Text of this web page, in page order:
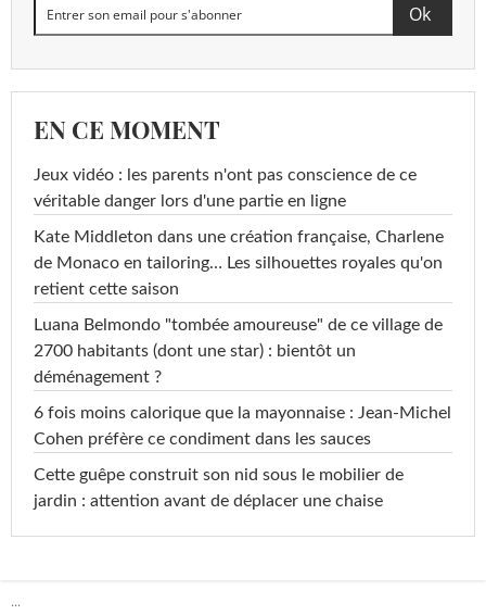
EN CE MOMENT
Jeux vidéo : les parents n'ont pas conscience de ce
véritable danger lors d'une partie en ligne
Kate Middleton dans une création française, Charlene
de Monaco en tailoring… Les silhouettes royales qu'on
retient cette saison
Luana Belmondo "tombée amoureuse" de ce village de
2700 habitants (dont une star) : bientôt un
déménagement ?
6 fois moins calorique que la mayonnaise : Jean-Michel
Cohen préfère ce condiment dans les sauces
Cette guêpe construit son nid sous le mobilier de
jardin : attention avant de déplacer une chaise
...